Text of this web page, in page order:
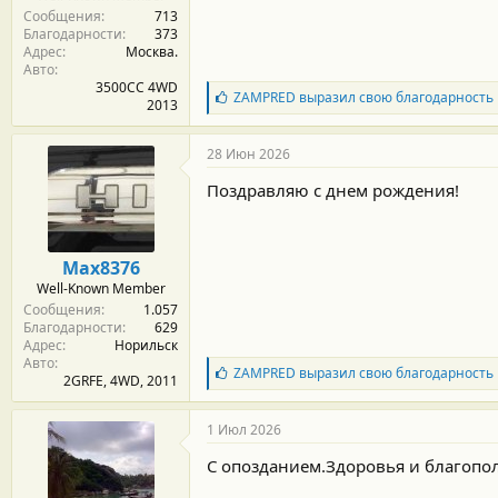
Сообщения
713
Благодарности
373
Адрес
Москва.
Авто
3500CC 4WD
2013
Б
л
а
г
о
д
а
ZAMPRED выразил свою благодарность
Max8376
Well-Known Member
Сообщения
1.057
Благодарности
629
Адрес
Норильск
Авто
2GRFE, 4WD, 2011
28 Июн 2026
Поздравляю с днем рождения!
Б
л
а
г
о
д
а
ZAMPRED выразил свою благодарность
1 Июл 2026
С опозданием.Здоровья и